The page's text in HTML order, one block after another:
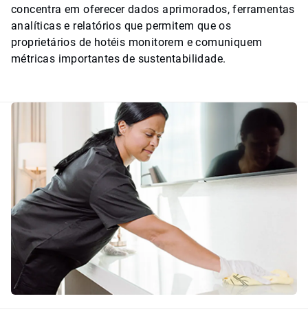
concentra em oferecer dados aprimorados, ferramentas
analíticas e relatórios que permitem que os
proprietários de hotéis monitorem e comuniquem
métricas importantes de sustentabilidade.